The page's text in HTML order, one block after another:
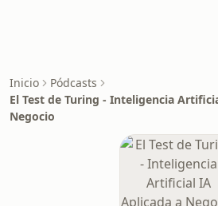
Inicio
Pódcasts
El Test de Turing - Inteligencia
Negocio